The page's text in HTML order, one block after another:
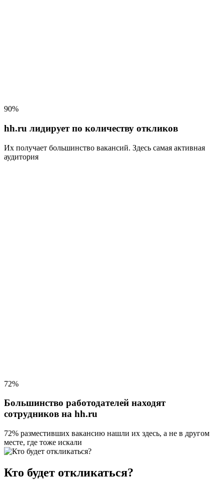
90%
hh.ru лидирует по количеству откликов
Их получает большинство вакансий. Здесь самая активная
аудитория
72%
Большинство работодателей находят
сотрудников на hh.ru
72% разместивших вакансию нашли их здесь, а не в другом
месте, где тоже искали
Кто будет откликаться?